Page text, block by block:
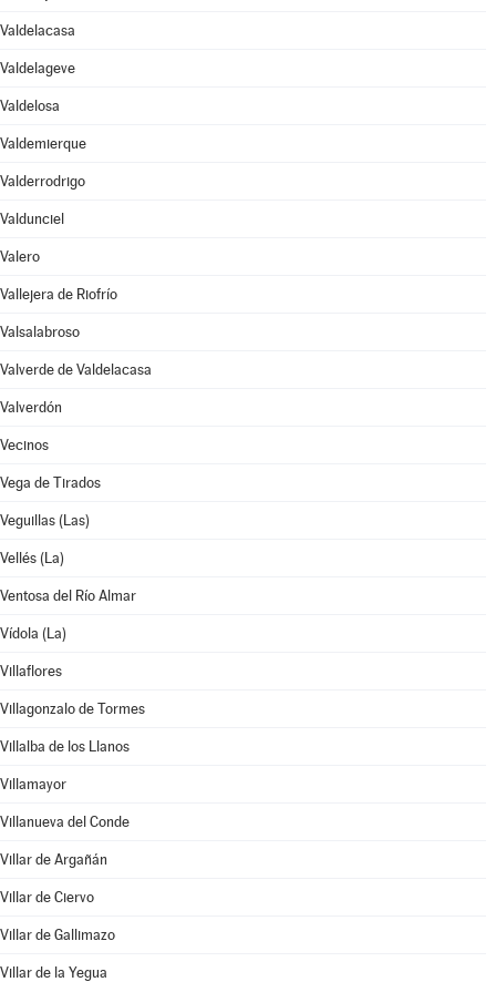
Valdelacasa
Valdelageve
Valdelosa
Valdemierque
Valderrodrigo
Valdunciel
Valero
Vallejera de Riofrío
Valsalabroso
Valverde de Valdelacasa
Valverdón
Vecinos
Vega de Tirados
Veguillas (Las)
Vellés (La)
Ventosa del Río Almar
Vídola (La)
Villaflores
Villagonzalo de Tormes
Villalba de los Llanos
Villamayor
Villanueva del Conde
Villar de Argañán
Villar de Ciervo
Villar de Gallimazo
Villar de la Yegua